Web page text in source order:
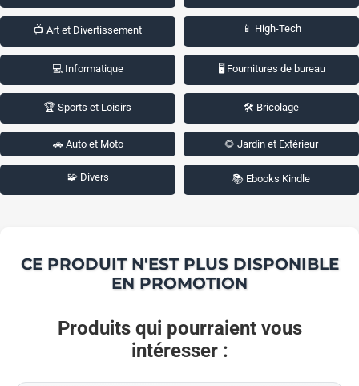
📺 Art et Divertissement 📱 High-Tech
💻 Informatique 🖥️ Fournitures de bureau
🏆 Sports et Loisirs 🛠️ Bricolage
🚗 Auto et Moto 🌻 Jardin et Extérieur
🧩 Divers 📚 Ebooks Kindle
CE PRODUIT N'EST PLUS DISPONIBLE
EN PROMOTION
Produits qui pourraient vous
intéresser :